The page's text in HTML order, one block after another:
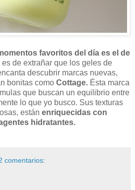
favoritos del día es el de
es de extrañar que los geles de
descubrir marcas nuevas,
bonitas como Cottage. Ésta marca
que buscan un equilibrio entre
lo que yo busco. Sus texturas
están enriquecidas con
hidratantes.
comentarios: